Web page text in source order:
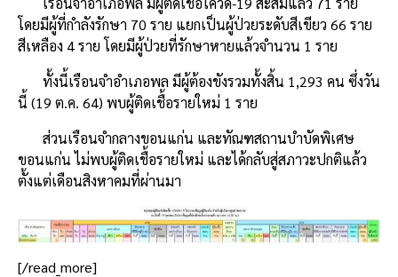
k
โดยมีผู้ที่กำลังรักษา 70 ราย แยกเป็นผู้ป่วยระดับสีเขียว 66 ราย
สีเหลือง 4 ราย โดยมีผู้ป่วยที่รักษาหายแล้วจำนวน 1 ราย
ทั้งนี้เรือนจำอำเภอพล มีผู้ต้องขังรวมทั้งสิ้น 1,293 คน ซึ่งวัน
นี้ (19 ต.ค. 64) พบผู้ติดเชื้อรายใหม่ 1 ราย
ส่วนเรือนจำกลางขอนแก่น และทัณฑสถานบำบัดพิเศษ
ขอนแก่น ไม่พบผู้ติดเชื้อรายใหม่ และได้กลับสู่สภาวะปกติแล้ว
ตั้งแต่เดือนสิงหาคมที่ผ่านมา
[/read_more]